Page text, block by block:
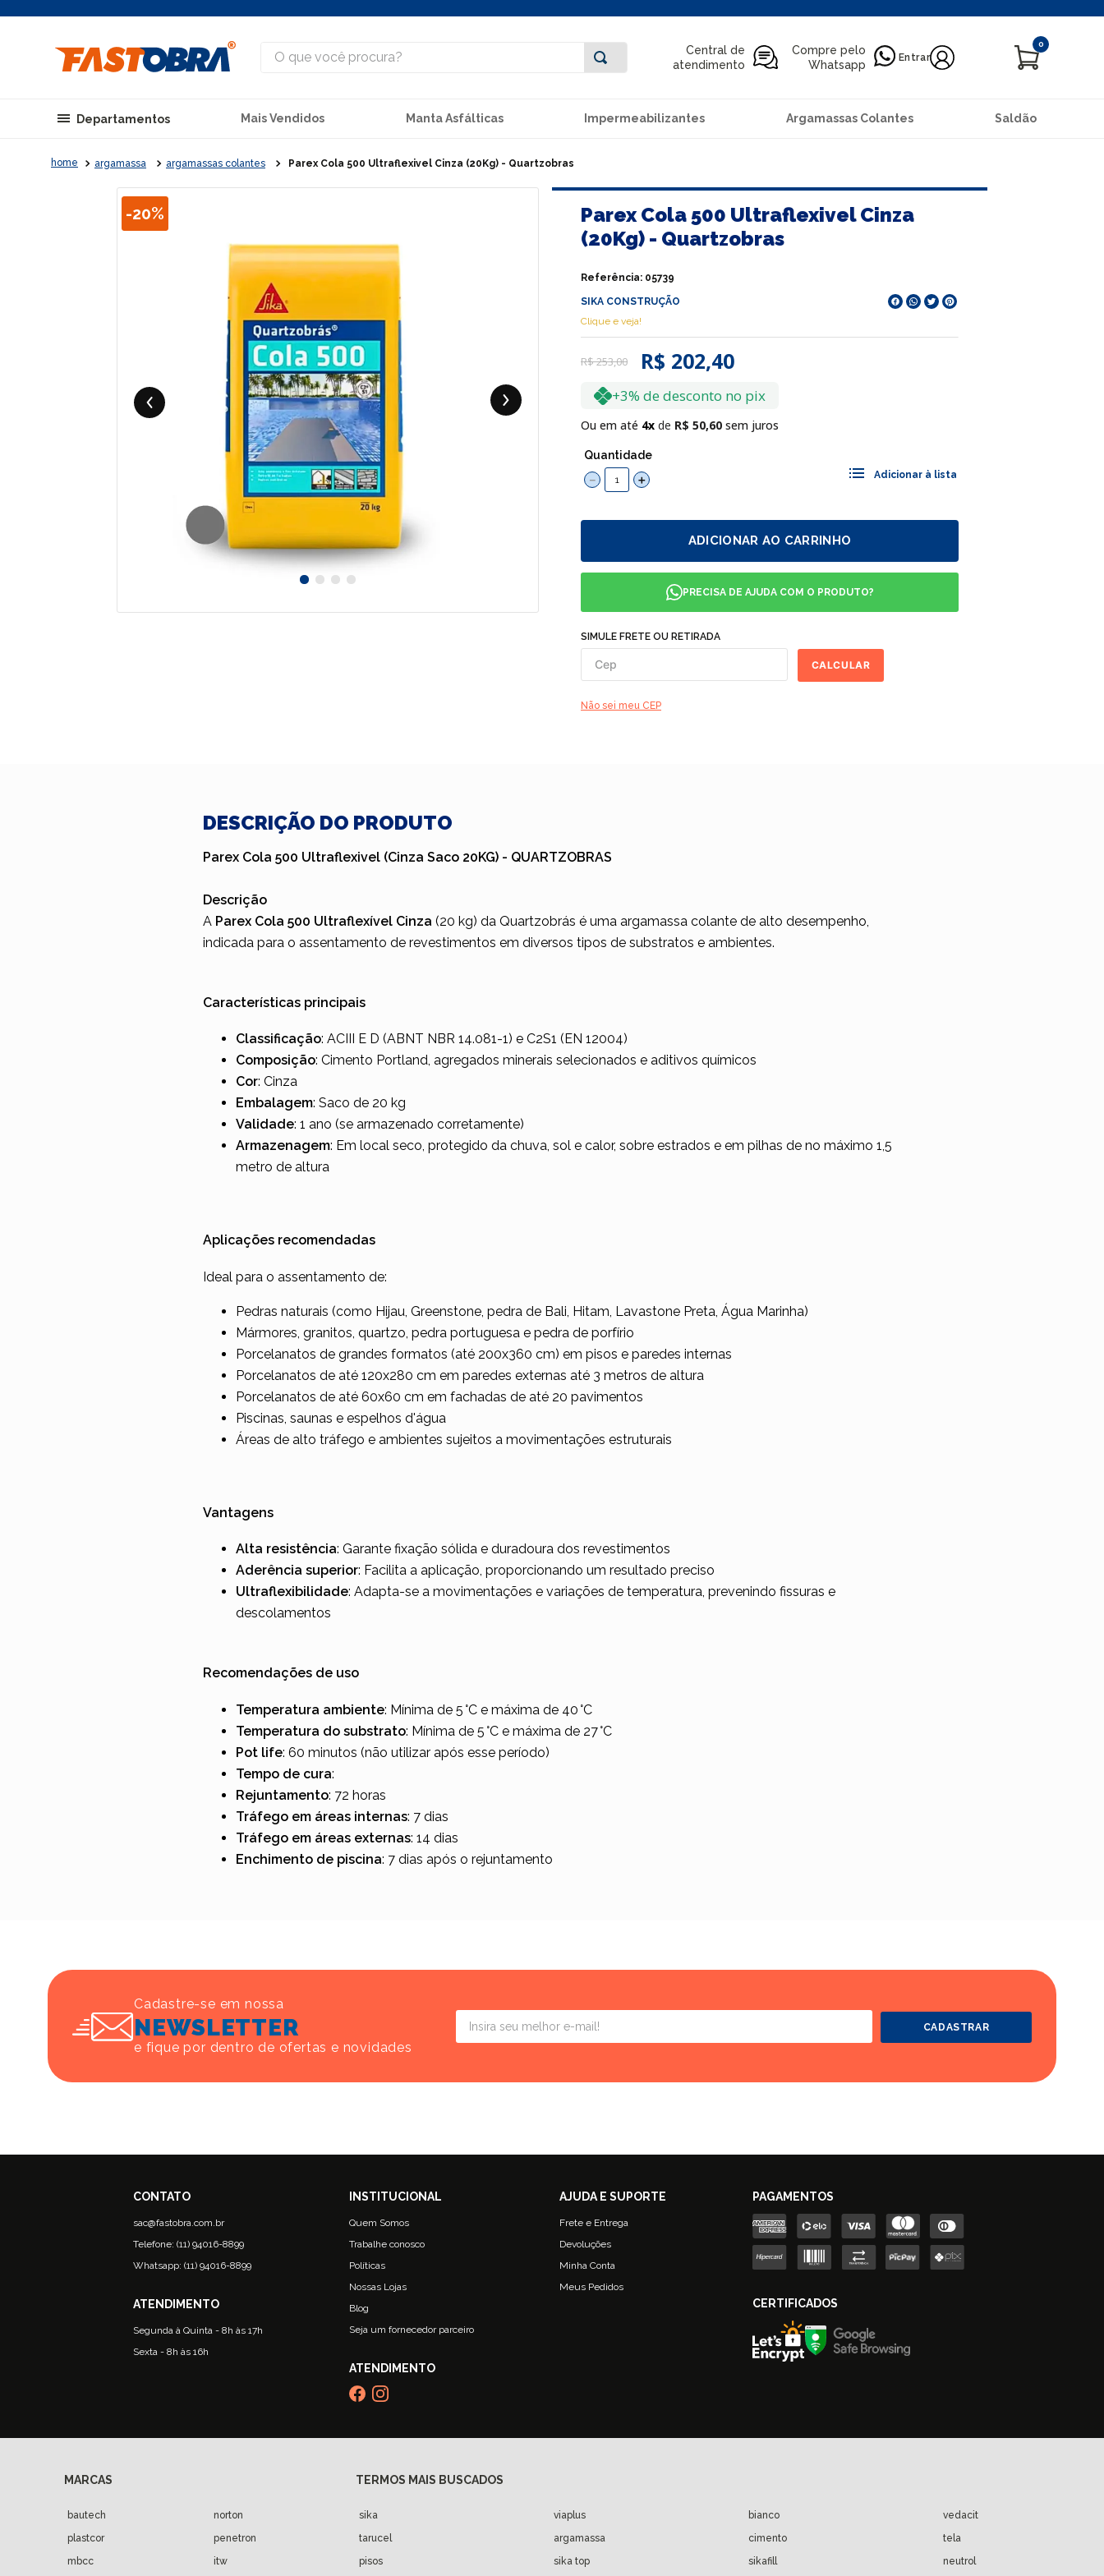
O que você procura?
Central de
atendimento
Compre pelo
Whatsapp
Entrar
0
Departamentos Mais Vendidos Manta Asfálticas Impermeabilizantes Argamassas Colantes Saldão
argamassa argamassas colantes Parex Cola 500 Ultraflexivel Cinza (20Kg) - Quartzobras
-20%
Parex Cola 500 Ultraflexivel Cinza
(20Kg) - Quartzobras
Referência: 05739
SIKA CONSTRUÇÃO
Clique e veja!
R$253,00 R$ 202,40
+3% de desconto no pix
Ou em até 4 R$ 50,60 sem juros
Quantidade
＋
－
ADICIONAR AO CARRINHO
PRECISA DE AJUDA COM O PRODUTO?
SIMULE FRETE OU RETIRADA
CALCULAR
Não sei meu CEP
DESCRIÇÃO DO PRODUTO
Parex Cola 500 Ultraflexivel (Cinza Saco 20KG) - QUARTZOBRAS
Descrição
A Parex Cola 500 Ultraflexível Cinza (20 kg) da Quartzobrás é uma argamassa colante de alto desempenho,
indicada para o assentamento de revestimentos em diversos tipos de substratos e ambientes.​
Características principais
Classificação: ACIII E D (ABNT NBR 14.081-1) e C2S1 (EN 12004)
Composição: Cimento Portland, agregados minerais selecionados e aditivos químicos
Cor: Cinza
Embalagem: Saco de 20 kg
Validade: 1 ano (se armazenado corretamente)
Armazenagem: Em local seco, protegido da chuva, sol e calor, sobre estrados e em pilhas de no máximo 1,5
metro de altura
Aplicações recomendadas
Ideal para o assentamento de:
Pedras naturais (como Hijau, Greenstone, pedra de Bali, Hitam, Lavastone Preta, Água Marinha)
Mármores, granitos, quartzo, pedra portuguesa e pedra de porfírio
Porcelanatos de grandes formatos (até 200x360 cm) em pisos e paredes internas
Porcelanatos de até 120x280 cm em paredes externas até 3 metros de altura
Porcelanatos de até 60x60 cm em fachadas de até 20 pavimentos
Piscinas, saunas e espelhos d'água
Áreas de alto tráfego e ambientes sujeitos a movimentações estruturais
Vantagens
Alta resistência: Garante fixação sólida e duradoura dos revestimentos
Aderência superior: Facilita a aplicação, proporcionando um resultado preciso
Ultraflexibilidade: Adapta-se a movimentações e variações de temperatura, prevenindo fissuras e
descolamentos
Recomendações de uso
Temperatura ambiente: Mínima de 5 °C e máxima de 40 °C
Temperatura do substrato: Mínima de 5 °C e máxima de 27 °C
Pot life: 60 minutos (não utilizar após esse período)
Tempo de cura:
Rejuntamento: 72 horas
Tráfego em áreas internas: 7 dias
Tráfego em áreas externas: 14 dias
Enchimento de piscina: 7 dias após o rejuntamento
Cadastre-se em nossa
NEWSLETTER
e fique por dentro de ofertas e novidades
CADASTRAR
sac@fastobra.com.br
Telefone: (11) 94016-8899
Whatsapp: (11) 94016-8899
Segunda à Quinta - 8h às 17h
Sexta - 8h às 16h
Quem Somos
Trabalhe conosco
Políticas
Nossas Lojas
Blog
Seja um fornecedor parceiro
Frete e Entrega
Devoluções
Minha Conta
Meus Pedidos
bautech
norton
plastcor
penetron
mbcc
itw
sika viaplus bianco
vedacit
tarucel
argamassa cimento
tela
pisos
sika top sikafill neutrol